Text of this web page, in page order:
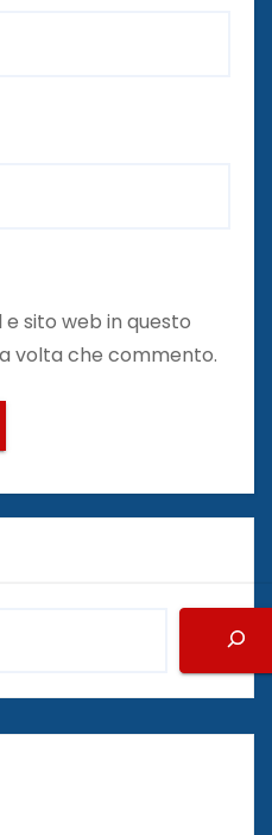
e sito web in questo
volta che commento.